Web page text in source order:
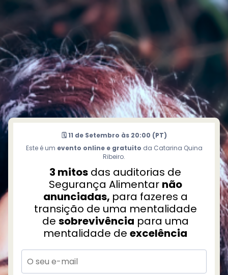
🗓️ 11 de Setembro às 20:00 (PT)
Este é um evento online e gratuito da Catarina Quina
Ribeiro.
3 mitos das auditorias de
Segurança Alimentar não
anunciadas, para fazeres a
transição de uma mentalidade
de sobrevivência para uma
mentalidade de excelência
c
e
e
o
e
e